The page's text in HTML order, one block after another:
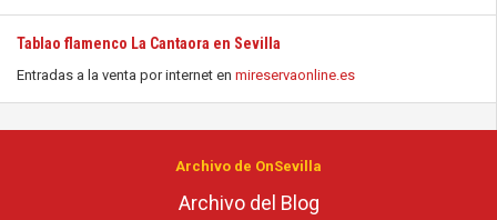
Tablao flamenco La Cantaora en Sevilla
Entradas a la venta por internet en mireservaonline.es
Archivo de OnSevilla
Archivo del Blog